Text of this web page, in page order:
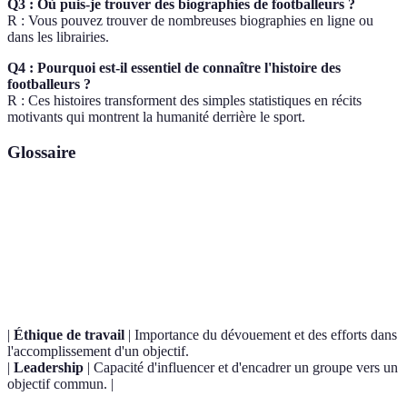
Q3 : Où puis-je trouver des biographies de footballeurs ?
R : Vous pouvez trouver de nombreuses biographies en ligne ou
dans les librairies.
Q4 : Pourquoi est-il essentiel de connaître l'histoire des
footballeurs ?
R : Ces histoires transforment des simples statistiques en récits
motivants qui montrent la humanité derrière le sport.
Glossaire
| Éthique de travail | Importance du dévouement et des efforts dans
l'accomplissement d'un objectif.
| Leadership | Capacité d'influencer et d'encadrer un groupe vers un
objectif commun. |